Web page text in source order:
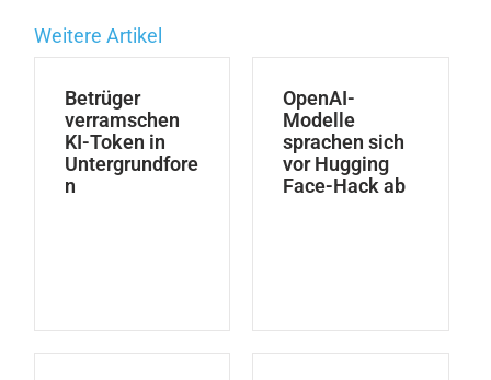
Weitere Artikel
Betrüger
verramschen
KI-Token in
Untergrundfore
n
OpenAI-
Modelle
sprachen sich
vor Hugging
Face-Hack ab